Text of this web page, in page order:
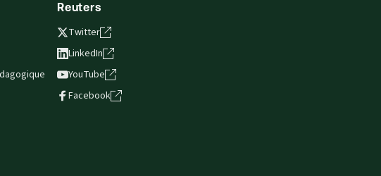
Reuters
Twitter
LinkedIn
YouTube
Facebook